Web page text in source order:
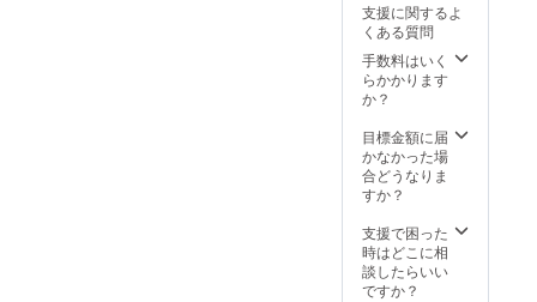
です。
カトマ
ンズ空
港集合
⇒ナガ
ト滞在
３日、
８００
０ｍの
ヤと日
の出ツ
アーと
手創り
支援に関するよ
くある質問
手数料はいく
らかかります
か？
目標金額に届
かなかった場
合どうなりま
すか？
支援で困った
時はどこに相
談したらいい
ですか？